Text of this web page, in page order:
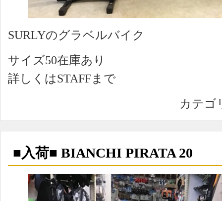
SURLYのグラベルバイク
サイズ50在庫あり
詳しくはSTAFFまで
カテゴ
■入荷■ BIANCHI PIRATA 20